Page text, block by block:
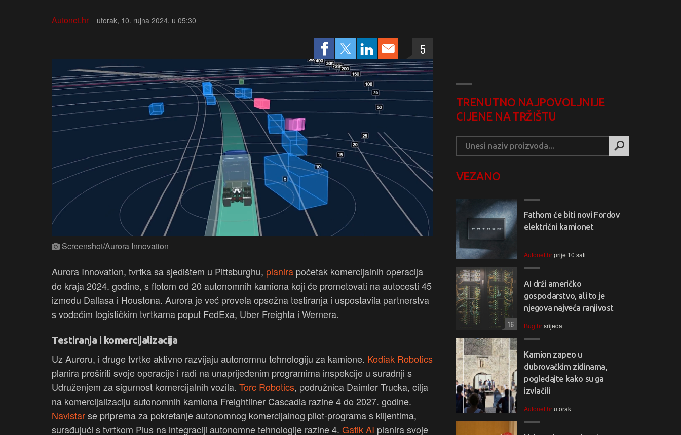
Autonet.hr utorak, 10. rujna 2024. u 05:30
5
Screenshot/Aurora Innovation
Aurora Innovation, tvrtka sa sjedištem u Pittsburghu, planira početak komercijalnih operacija
do kraja 2024. godine, s flotom od 20 autonomnih kamiona koji će prometovati na autocesti 45
između Dallasa i Houstona. Aurora je već provela opsežna testiranja i uspostavila partnerstva
s vodećim logističkim tvrtkama poput FedExa, Uber Freighta i Wernera.
Testiranja i komercijalizacija
Uz Auroru, i druge tvrtke aktivno razvijaju autonomnu tehnologiju za kamione. Kodiak Robotics
planira proširiti svoje operacije i radi na unaprijeđenim programima inspekcije u suradnji s
Udruženjem za sigurnost komercijalnih vozila. Torc Robotics, podružnica Daimler Trucka, cilja
na komercijalizaciju autonomnih kamiona Freightliner Cascadia razine 4 do 2027. godine.
Navistarse priprema za pokretanje autonomnog komercijalnog pilot-programa s klijentima,
surađujući s tvrtkom Plus na integraciji autonomne tehnologije razine 4. Gatik AI planira svoje
TRENUTNO NAJPOVOLJNIJE
CIJENE NA TRŽIŠTU
VEZANO
Fathom će biti novi Fordov
električni kamionet
Autonet.hrprije 10 sati
AI drži američko
gospodarstvo, ali to je
njegova najveća ranjivost
Bug.hrsrijeda
16
Kamion zapeo u
dubrovačkim zidinama,
pogledajte kako su ga
izvlačili
Autonet.hrutorak